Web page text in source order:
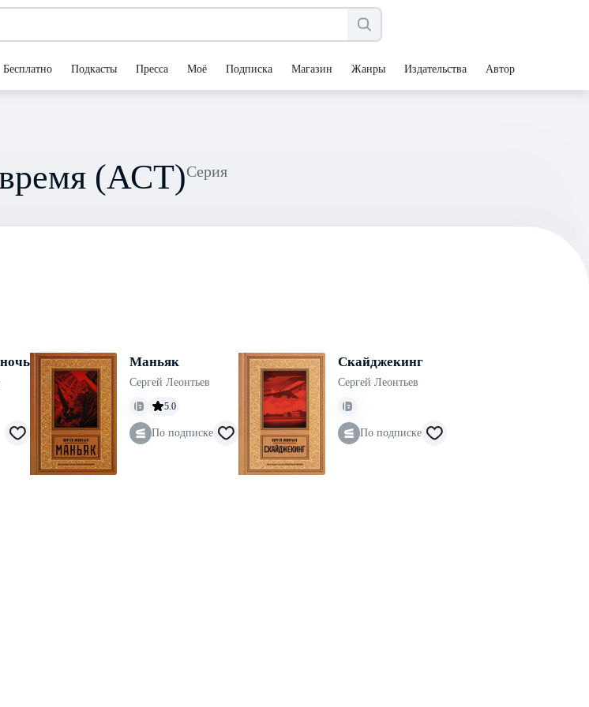
Бесплатно Подкасты Пресса Моё Подписка Магазин Жанры Издательства Авторы
(АСТ) Серия
Маньяк
Сергей Леонтьев
5.0
По подписке
Скайджекинг
Сергей Леонтьев
По подписке